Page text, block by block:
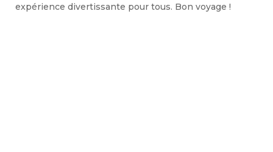
expérience divertissante pour tous. Bon voyage !